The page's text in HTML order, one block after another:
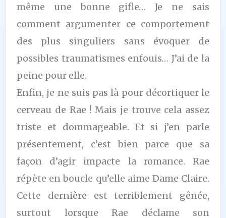
même une bonne gifle… Je ne sais
comment argumenter ce comportement
des plus singuliers sans évoquer de
possibles traumatismes enfouis… J’ai de la
peine pour elle.
Enfin, je ne suis pas là pour décortiquer le
cerveau de Rae ! Mais je trouve cela assez
triste et dommageable. Et si j’en parle
présentement, c’est bien parce que sa
façon d’agir impacte la romance. Rae
répète en boucle qu’elle aime Dame Claire.
Cette dernière est terriblement gênée,
surtout lorsque Rae déclame son